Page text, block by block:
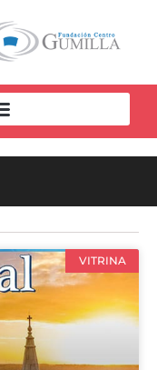
VITRINA